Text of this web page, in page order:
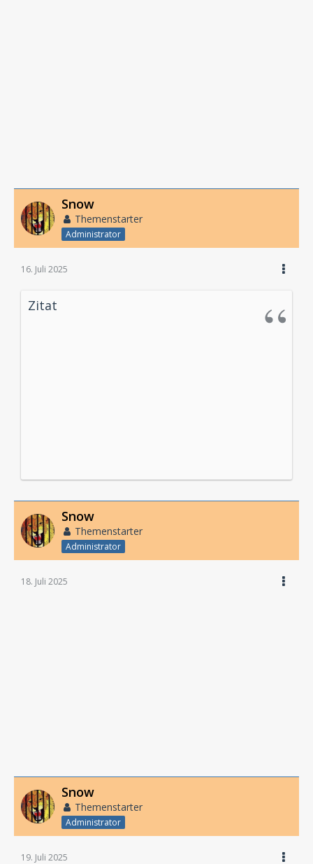
Snow
Themenstarter
Administrator
16. Juli 2025
Zitat
Snow
Themenstarter
Administrator
18. Juli 2025
Snow
Themenstarter
Administrator
19. Juli 2025